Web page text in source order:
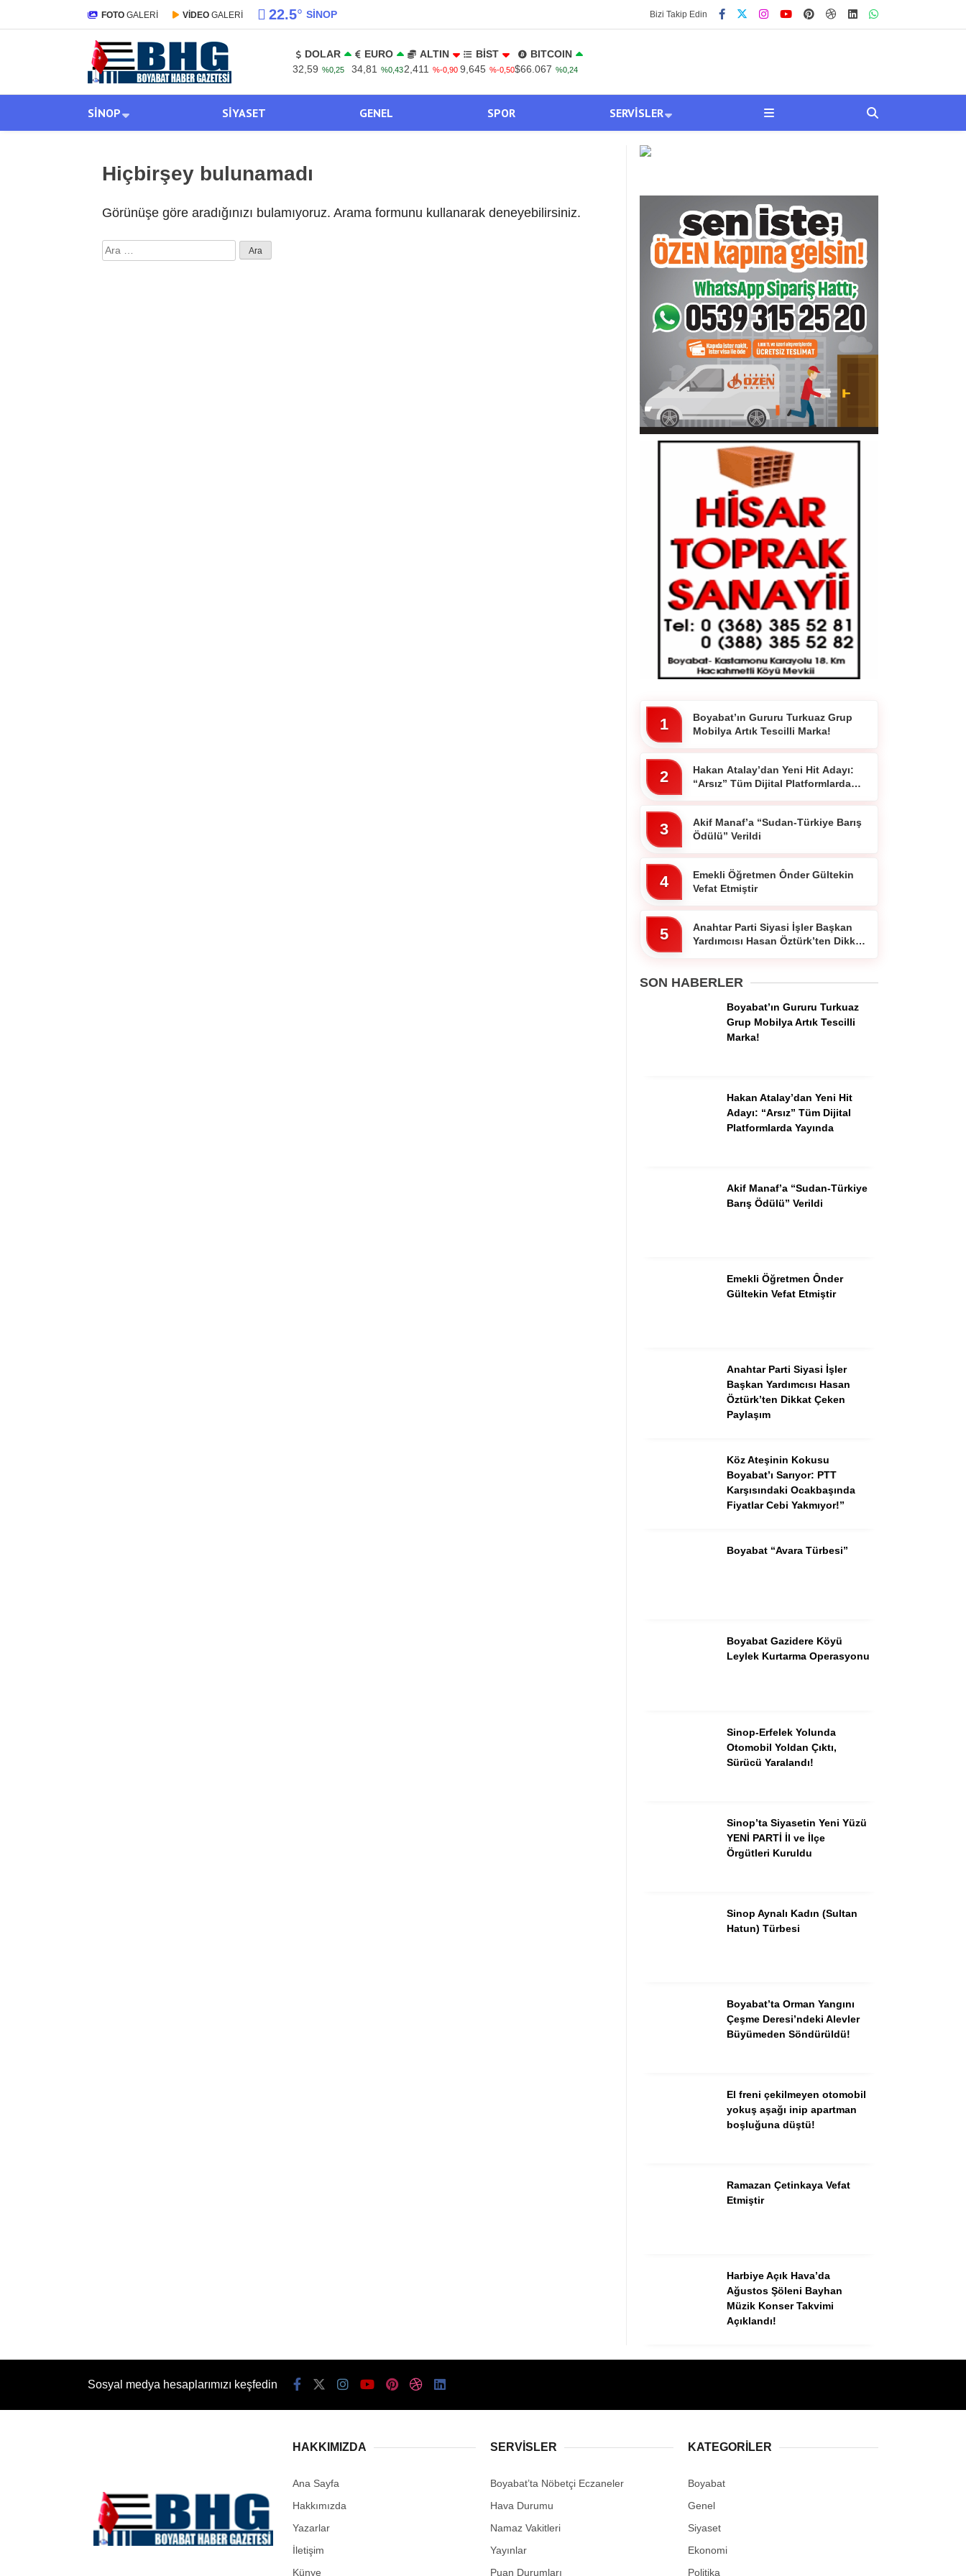
Sinop
Siyaset
Genel
Spor
WhatsApp İhbar
Dribbble
FOTO GALERİ VİDEO GALERİ 22.5° SINOP Bizi Takip Edin
DOLAR
32,59 %0,25
EURO
34,81
%0,43
ALTIN
2,411
%-0,90
BİST
9,645 %-0,50
BITCOIN
$66.067 %0,24
SINOP SIYASET GENEL SPOR SERVISLER
Hiçbirşey bulunamadı
Görünüşe göre aradığınızı bulamıyoruz. Arama formunu kullanarak deneyebilirsiniz.
Arama:
1
Boyabat’ın Gururu Turkuaz Grup
Mobilya Artık Tescilli Marka!
2
Hakan Atalay’dan Yeni Hit Adayı:
“Arsız” Tüm Dijital Platformlarda
3
Akif Manaf’a “Sudan-Türkiye Barış
Ödülü” Verildi
4
Emekli Öğretmen Ônder Gültekin
Vefat Etmiştir
5
Anahtar Parti Siyasi İşler Başkan
Yardımcısı Hasan Öztürk’ten Dikkat
SON HABERLER
Boyabat’ın Gururu Turkuaz
Grup Mobilya Artık Tescilli
Marka!
Hakan Atalay’dan Yeni Hit
Adayı: “Arsız” Tüm Dijital
Platformlarda Yayında
Akif Manaf’a “Sudan-Türkiye
Barış Ödülü” Verildi
Emekli Öğretmen Ônder
Gültekin Vefat Etmiştir
Anahtar Parti Siyasi İşler
Başkan Yardımcısı Hasan
Öztürk’ten Dikkat Çeken
Paylaşım
Köz Ateşinin Kokusu
Boyabat’ı Sarıyor: PTT
Karşısındaki Ocakbaşında
Fiyatlar Cebi Yakmıyor!”
Boyabat “Avara Türbesi”
Boyabat Gazidere Köyü
Leylek Kurtarma Operasyonu
Sinop-Erfelek Yolunda
Otomobil Yoldan Çıktı,
Sürücü Yaralandı!
Sinop’ta Siyasetin Yeni Yüzü
YENİ PARTİ İl ve İlçe
Örgütleri Kuruldu
Sinop Aynalı Kadın (Sultan
Hatun) Türbesi
Boyabat’ta Orman Yangını
Çeşme Deresi’ndeki Alevler
Büyümeden Söndürüldü!
El freni çekilmeyen otomobil
yokuş aşağı inip apartman
boşluğuna düştü!
Ramazan Çetinkaya Vefat
Etmiştir
Harbiye Açık Hava’da
Ağustos Şöleni Bayhan
Müzik Konser Takvimi
Açıklandı!
Sosyal medya hesaplarımızı keşfedin
HAKKIMIZDA
Ana Sayfa
Hakkımızda
Yazarlar
İletişim
Künye
SERVISLER
Boyabat’ta Nöbetçi Eczaneler
Hava Durumu
Namaz Vakitleri
Yayınlar
Puan Durumları
KATEGORILER
Boyabat
Genel
Siyaset
Ekonomi
Politika